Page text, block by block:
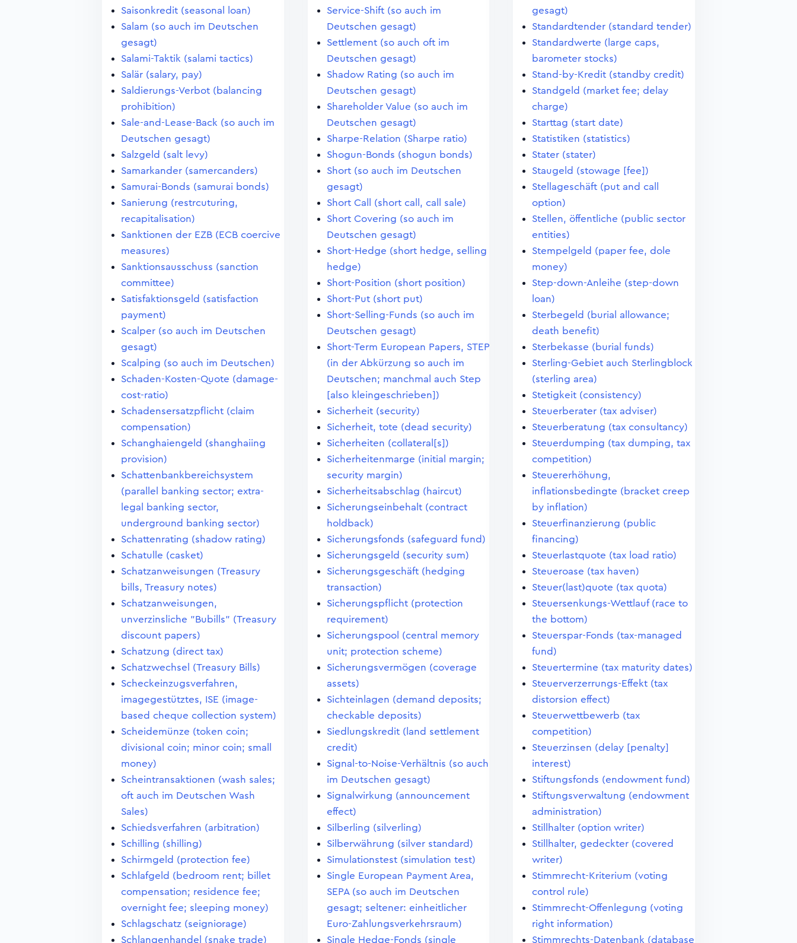
Saisonkredit (seasonal loan)
Salam (so auch im Deutschen
gesagt)
Salami-Taktik (salami tactics)
Salär (salary, pay)
Saldierungs-Verbot (balancing
prohibition)
Sale-and-Lease-Back (so auch im
Deutschen gesagt)
Salzgeld (salt levy)
Samarkander (samercanders)
Samurai-Bonds (samurai bonds)
Sanierung (restrcuturing,
recapitalisation)
Sanktionen der EZB (ECB coercive
measures)
Sanktionsausschuss (sanction
committee)
Satisfaktionsgeld (satisfaction
payment)
Scalper (so auch im Deutschen
gesagt)
Scalping (so auch im Deutschen)
Schaden-Kosten-Quote (damage-
cost-ratio)
Schadensersatzpflicht (claim
compensation)
Schanghaiengeld (shanghaiing
provision)
Schattenbankbereichsystem
(parallel banking sector; extra-
legal banking sector,
underground banking sector)
Schattenrating (shadow rating)
Schatulle (casket)
Schatzanweisungen (Treasury
bills, Treasury notes)
Schatzanweisungen,
unverzinsliche "Bubills" (Treasury
discount papers)
Schatzung (direct tax)
Schatzwechsel (Treasury Bills)
Scheckeinzugsverfahren,
imagegestütztes, ISE (image-
based cheque collection system)
Scheidemünze (token coin;
divisional coin; minor coin; small
money)
Scheintransaktionen (wash sales;
oft auch im Deutschen Wash
Sales)
Schiedsverfahren (arbitration)
Schilling (shilling)
Schirmgeld (protection fee)
Schlafgeld (bedroom rent; billet
compensation; residence fee;
overnight fee; sleeping money)
Schlagschatz (seigniorage)
Schlangenhandel (snake trade)
Service-Shift (so auch im
Deutschen gesagt)
Settlement (so auch oft im
Deutschen gesagt)
Shadow Rating (so auch im
Deutschen gesagt)
Shareholder Value (so auch im
Deutschen gesagt)
Sharpe-Relation (Sharpe ratio)
Shogun-Bonds (shogun bonds)
Short (so auch im Deutschen
gesagt)
Short Call (short call, call sale)
Short Covering (so auch im
Deutschen gesagt)
Short-Hedge (short hedge, selling
hedge)
Short-Position (short position)
Short-Put (short put)
Short-Selling-Funds (so auch im
Deutschen gesagt)
Short-Term European Papers, STEP
(in der Abkürzung so auch im
Deutschen; manchmal auch Step
[also kleingeschrieben])
Sicherheit (security)
Sicherheit, tote (dead security)
Sicherheiten (collateral[s])
Sicherheitenmarge (initial margin;
security margin)
Sicherheitsabschlag (haircut)
Sicherungseinbehalt (contract
holdback)
Sicherungsfonds (safeguard fund)
Sicherungsgeld (security sum)
Sicherungsgeschäft (hedging
transaction)
Sicherungspflicht (protection
requirement)
Sicherungspool (central memory
unit; protection scheme)
Sicherungsvermögen (coverage
assets)
Sichteinlagen (demand deposits;
checkable deposits)
Siedlungskredit (land settlement
credit)
Signal-to-Noise-Verhältnis (so auch
im Deutschen gesagt)
Signalwirkung (announcement
effect)
Silberling (silverling)
Silberwährung (silver standard)
Simulationstest (simulation test)
Single European Payment Area,
SEPA (so auch im Deutschen
gesagt; seltener: einheitlicher
Euro-Zahlungsverkehrsraum)
Single Hedge-Fonds (single
gesagt)
Standardtender (standard tender)
Standardwerte (large caps,
barometer stocks)
Stand-by-Kredit (standby credit)
Standgeld (market fee; delay
charge)
Starttag (start date)
Statistiken (statistics)
Stater (stater)
Staugeld (stowage [fee])
Stellageschäft (put and call
option)
Stellen, öffentliche (public sector
entities)
Stempelgeld (paper fee, dole
money)
Step-down-Anleihe (step-down
loan)
Sterbegeld (burial allowance;
death benefit)
Sterbekasse (burial funds)
Sterling-Gebiet auch Sterlingblock
(sterling area)
Stetigkeit (consistency)
Steuerberater (tax adviser)
Steuerberatung (tax consultancy)
Steuerdumping (tax dumping, tax
competition)
Steuererhöhung,
inflationsbedingte (bracket creep
by inflation)
Steuerfinanzierung (public
financing)
Steuerlastquote (tax load ratio)
Steueroase (tax haven)
Steuer(last)quote (tax quota)
Steuersenkungs-Wettlauf (race to
the bottom)
Steuerspar-Fonds (tax-managed
fund)
Steuertermine (tax maturity dates)
Steuerverzerrungs-Effekt (tax
distorsion effect)
Steuerwettbewerb (tax
competition)
Steuerzinsen (delay [penalty]
interest)
Stiftungsfonds (endowment fund)
Stiftungsverwaltung (endowment
administration)
Stillhalter (option writer)
Stillhalter, gedeckter (covered
writer)
Stimmrecht-Kriterium (voting
control rule)
Stimmrecht-Offenlegung (voting
right information)
Stimmrechts-Datenbank (database